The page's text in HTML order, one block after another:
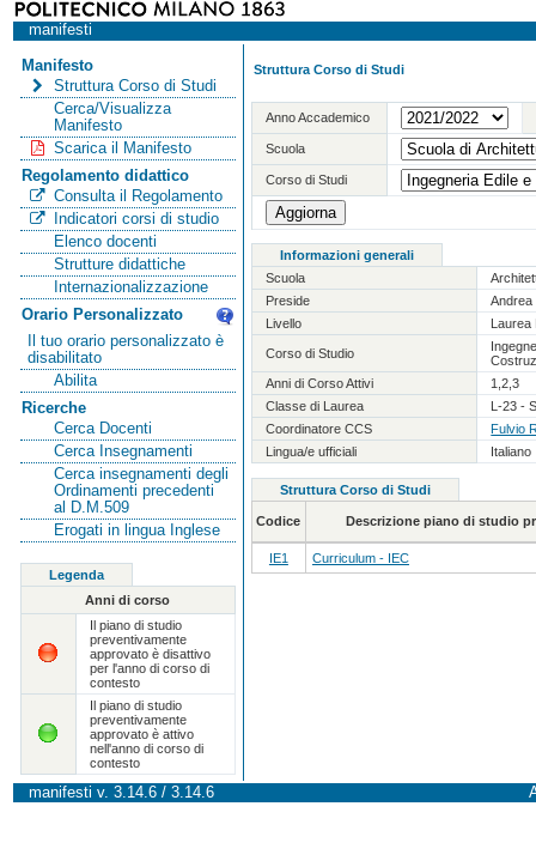
manifesti
Manifesto
Struttura Corso di Studi
Cerca/Visualizza
Manifesto
Scarica il Manifesto
Regolamento didattico
Consulta il Regolamento
Indicatori corsi di studio
Elenco docenti
Strutture didattiche
Internazionalizzazione
Orario Personalizzato
Il tuo orario personalizzato è
disabilitato
Abilita
Ricerche
Cerca Docenti
Cerca Insegnamenti
Cerca insegnamenti degli
Ordinamenti precedenti
al D.M.509
Erogati in lingua Inglese
Legenda
Anni di corso
Il piano di studio
preventivamente
approvato è disattivo
per l'anno di corso di
contesto
Il piano di studio
preventivamente
approvato è attivo
nell'anno di corso di
contesto
Struttura Corso di Studi
Anno Accademico
Scuola
Corso di Studi
Informazioni generali
Scuola
Preside
Andrea
Livello
Laurea
Corso di Studio
Anni di Corso Attivi
1,2,3
Classe di Laurea
L-23 -
Coordinatore CCS
Fulvio
Lingua/e ufficiali
Italiano
Struttura Corso di Studi
Codice Descrizione piano di studio
IE1 Curriculum - IEC
manifesti v. 3.14.6 / 3.14.6